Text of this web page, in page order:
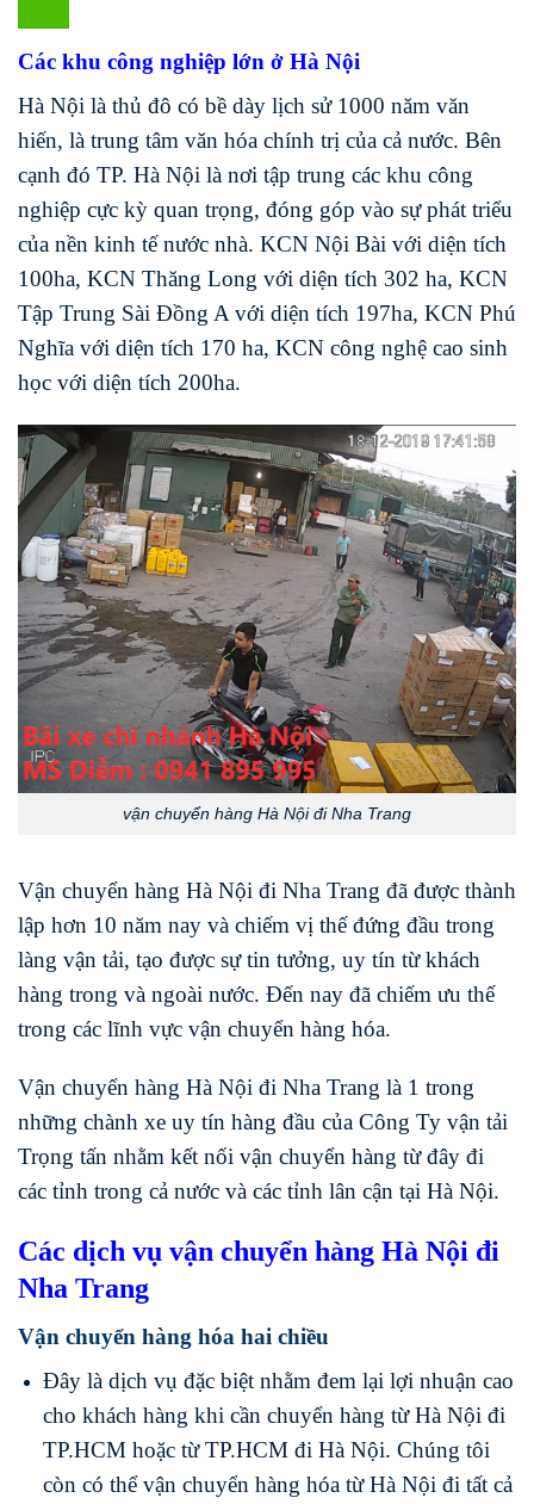
Các khu công nghiệp lớn ở Hà Nội
Hà Nội là thủ đô có bề dày lịch sử 1000 năm văn
hiến, là trung tâm văn hóa chính trị của cả nước. Bên
cạnh đó TP. Hà Nội là nơi tập trung các khu công
nghiệp cực kỳ quan trọng, đóng góp vào sự phát triểu
của nền kinh tế nước nhà. KCN Nội Bài với diện tích
100ha, KCN Thăng Long với diện tích 302 ha, KCN
Tập Trung Sài Đồng A với diện tích 197ha, KCN Phú
Nghĩa với diện tích 170 ha, KCN công nghệ cao sinh
học với diện tích 200ha.
vận chuyển hàng Hà Nội đi Nha Trang
Vận chuyển hàng Hà Nội đi Nha Trang đã được thành
lập hơn 10 năm nay và chiếm vị thế đứng đầu trong
làng vận tải, tạo được sự tin tưởng, uy tín từ khách
hàng trong và ngoài nước. Đến nay đã chiếm ưu thế
trong các lĩnh vực vận chuyển hàng hóa.
Vận chuyển hàng Hà Nội đi Nha Trang là 1 trong
những chành xe uy tín hàng đầu của Công Ty vận tải
Trọng tấn nhằm kết nối vận chuyển hàng từ đây đi
các tỉnh trong cả nước và các tỉnh lân cận tại Hà Nội.
Các dịch vụ vận chuyển hàng Hà Nội đi
Nha Trang
Vận chuyển hàng hóa hai chiều
Đây là dịch vụ đặc biệt nhằm đem lại lợi nhuận cao
cho khách hàng khi cần chuyển hàng từ Hà Nội đi
TP.HCM hoặc từ TP.HCM đi Hà Nội. Chúng tôi
còn có thể vận chuyển hàng hóa từ Hà Nội đi tất cả